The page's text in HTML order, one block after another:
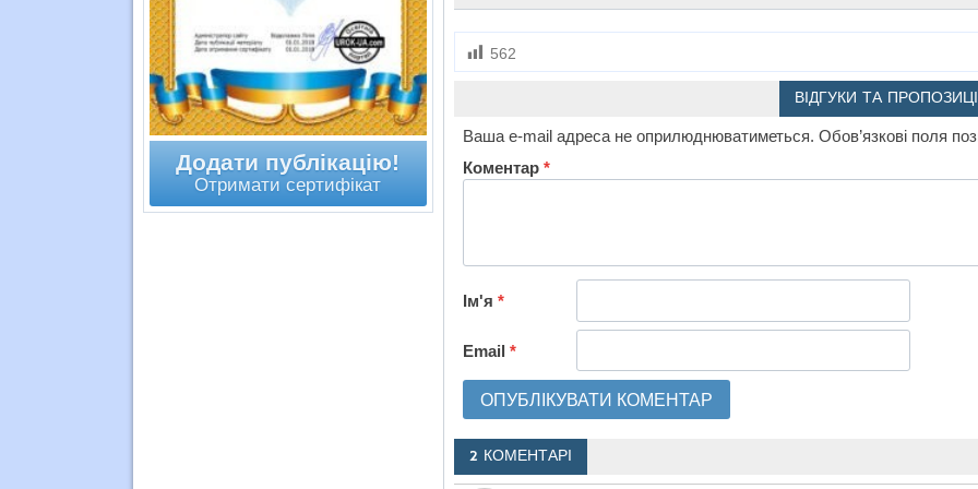
562
ВІДГУКИ ТА
Ваша e-mail адреса не оприлюднюватиметься. Обов’язкові поля
Коментар *
Ім'я *
Email *
2 КОМЕНТАРІ
Додати публікацію!
Отримати сертифікат